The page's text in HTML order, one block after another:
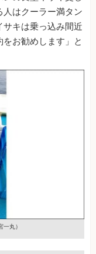
人はクーラー満タン
キは乗っ込み間近
お勧めします」と
一丸）